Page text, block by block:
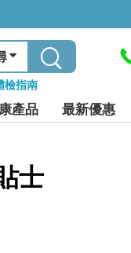
檢指南
產品 最新優惠
士